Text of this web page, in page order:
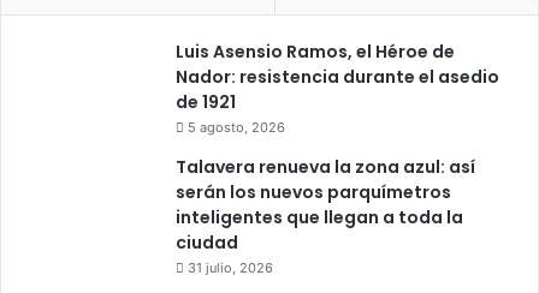
Luis Asensio Ramos, el Héroe de
Nador: resistencia durante el asedio
de 1921
5 agosto, 2026
Talavera renueva la zona azul: así
serán los nuevos parquímetros
inteligentes que llegan a toda la
ciudad
31 julio, 2026